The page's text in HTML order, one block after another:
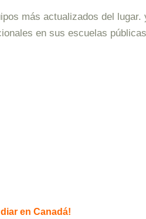
más actualizados del lugar.
en sus escuelas
en Canadá!